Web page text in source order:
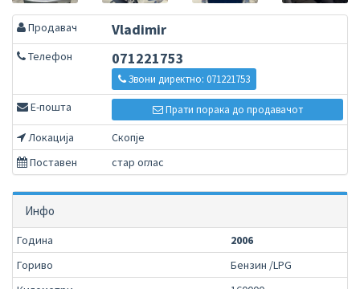
Продавач Vladimir
Телефон 071221753
Звони директно: 071221753
Е-пошта Прати порака до продавачот
Локација
Скопје
Поставен
стар оглас
Инфо
Година
2006
Гориво
Бензин /LPG